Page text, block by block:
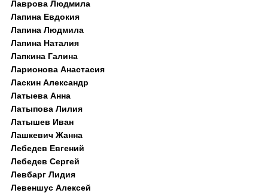
Лаврова Людмила
Лапина Евдокия
Лапина Людмила
Лапина Наталия
Лапкина Галина
Ларионова Анастасия
Ласкин Александр
Латыева Анна
Латыпова Лилия
Латышев Иван
Лашкевич Жанна
Лебедев Евгений
Лебедев Сергей
Левбарг Лидия
Левеншус Алексей